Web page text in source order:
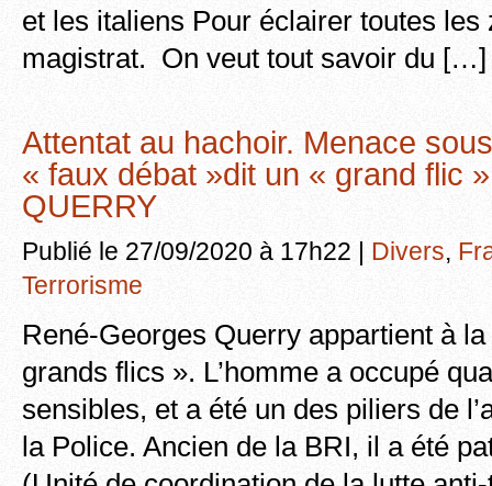
et les italiens Pour éclairer toutes les
magistrat. On veut tout savoir du […]
Attentat au hachoir. Menace
« faux débat »dit un « grand flic
QUERRY
Publié le 27/09/2020 à 17h22 | Divers,
Terrorisme
René-Georges Querry appartient à
grands flics ». L’homme a occupé
sensibles, et a été un des piliers de
la Police. Ancien de la BRI, il a été